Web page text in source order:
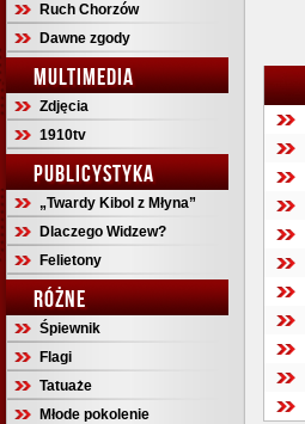
Ruch Chorzów
Dawne zgody
MULTIMEDIA
Zdjęcia
1910tv
PUBLICYSTYKA
„Twardy Kibol z Młyna”
Dlaczego Widzew?
Felietony
RÓŻNE
Śpiewnik
Flagi
Tatuaże
Młode pokolenie